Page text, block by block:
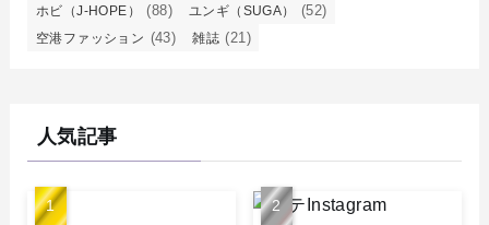
ホビ（J-HOPE） (88) ユンギ（SUGA） (52)
空港ファッション (43) 雑誌 (21)
人気記事